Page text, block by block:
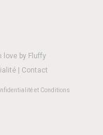
love by Fluffy
| Contact
et Conditions